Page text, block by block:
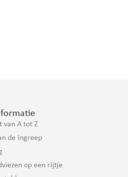
van A tot Z
de ingreep
op een rijtje